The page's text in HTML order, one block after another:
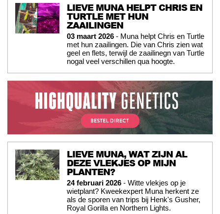
LIEVE MUNA HELPT CHRIS EN
TURTLE MET HUN
ZAAILINGEN
03 maart 2026 - Muna helpt Chris en Turtle
met hun zaailingen. Die van Chris zien wat
geel en flets, terwijl de zaailinegn van Turtle
nogal veel verschillen qua hoogte.
LIEVE MUNA, WAT ZIJN AL
DEZE VLEKJES OP MIJN
PLANTEN?
24 februari 2026 - Witte vlekjes op je
wietplant? Kweekexpert Muna herkent ze
als de sporen van trips bij Henk's Gusher,
Royal Gorilla en Northern Lights.